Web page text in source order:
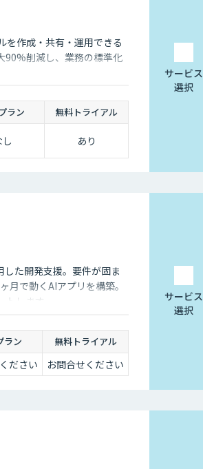
を作成・共有・運用できる
90%削減し、業務の標準化
ラン 無料トライアル
し あり
サービス
選択
た開発支援。要件が固ま
月で動くAIアプリを構築。
します。
ラン 無料トライアル
ださい お問合せください
サービス
選択